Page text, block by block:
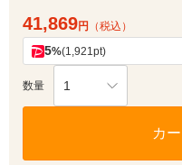
41,869円 （税込）
5%(1,921pt)
数量 1
カ